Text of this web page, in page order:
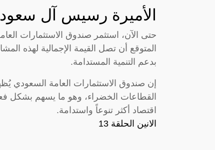
الأميرة رسيس آل
حتى الآن، استثمر صندوق الاستثمارات
المتوقع أن تصل القيمة الإجمالية لهذه
بدعم التنمية المستدامة.
إن صندوق الاستثمارات العامة السعودي
اقتصاد أكثر تنوعاً واستدامة.
الانين الحلقة 13